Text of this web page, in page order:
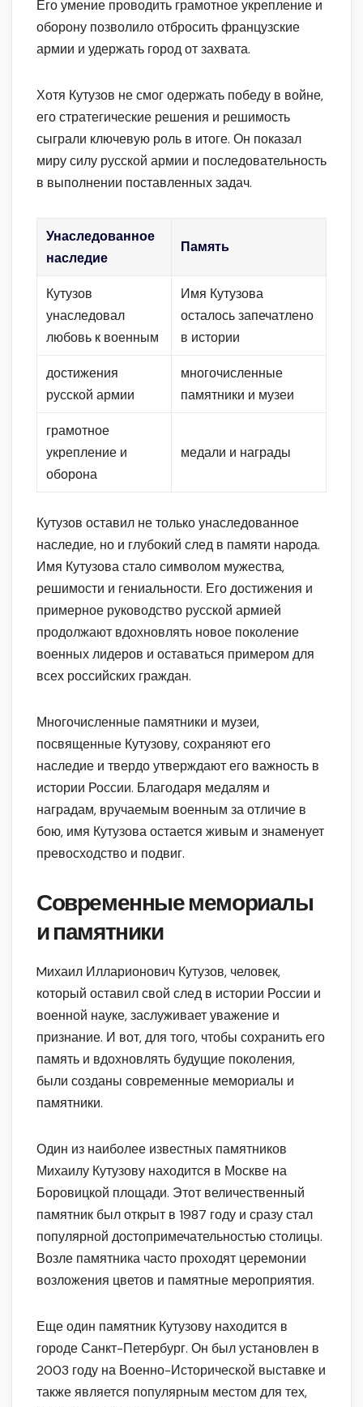
Его умение проводить грамотное укрепление и
оборону позволило отбросить французские
армии и удержать город от захвата.
Хотя Кутузов не смог одержать победу в войне,
его стратегические решения и решимость
сыграли ключевую роль в итоге. Он показал
миру силу русской армии и последовательность
в выполнении поставленных задач.
Унаследованное
наследие
Память
Кутузов
унаследовал
любовь к военным
Имя Кутузова
осталось запечатлено
в истории
достижения
русской армии
многочисленные
памятники и музеи
грамотное
укрепление и
оборона
медали и награды
Кутузов оставил не только унаследованное
наследие, но и глубокий след в памяти народа.
Имя Кутузова стало символом мужества,
решимости и гениальности. Его достижения и
примерное руководство русской армией
продолжают вдохновлять новое поколение
военных лидеров и оставаться примером для
всех российских граждан.
Многочисленные памятники и музеи,
посвященные Кутузову, сохраняют его
наследие и твердо утверждают его важность в
истории России. Благодаря медалям и
наградам, вручаемым военным за отличие в
бою, имя Кутузова остается живым и знаменует
превосходство и подвиг.
Современные мемориалы
и памятники
Mихаил Илларионович Кутузов, человек,
который оставил свой след в истории России и
военной науке, заслуживает уважение и
признание. И вот, для того, чтобы сохранить его
память и вдохновлять будущие поколения,
были созданы современные мемориалы и
памятники.
Один из наиболее известных памятников
Михаилу Кутузову находится в Москве на
Боровицкой площади. Этот величественный
памятник был открыт в 1987 году и сразу стал
популярной достопримечательностью столицы.
Возле памятника часто проходят церемонии
возложения цветов и памятные мероприятия.
Еще один памятник Кутузову находится в
городе Санкт-Петербург. Он был установлен в
2003 году на Военно-Исторической выставке и
также является популярным местом для тех,